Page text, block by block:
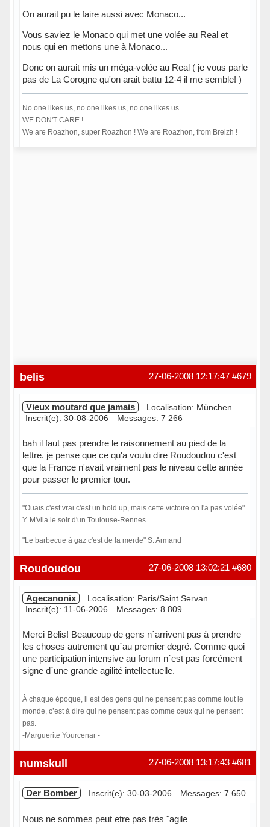
On aurait pu le faire aussi avec Monaco...
Vous saviez le Monaco qui met une volée au Real et
nous qui en mettons une à Monaco...
Donc on aurait mis un méga-volée au Real ( je vous parle
pas de La Corogne qu'on arait battu 12-4 il me semble! )
No one likes us, no one likes us, no one likes us...
WE DON'T CARE !
We are Roazhon, super Roazhon ! We are Roazhon, from Breizh !
#679
27-06-2008 12:17:47
belis
Vieux moutard que jamais
Localisation: München
Inscrit(e): 30-08-2006
Messages: 7 266
bah il faut pas prendre le raisonnement au pied de la
lettre. je pense que ce qu'a voulu dire Roudoudou c'est
que la France n'avait vraiment pas le niveau cette année
pour passer le premier tour.
"Ouais c'est vrai c'est un hold up, mais cette victoire on l'a pas volée"
Y. M'vila le soir d'un Toulouse-Rennes
"Le barbecue à gaz c'est de la merde" S. Armand
Hors ligne #680
27-06-2008 13:02:21
Roudoudou
Agecanonix
Localisation: Paris/Saint Servan
Inscrit(e): 11-06-2006
Messages: 8 809
Merci Belis! Beaucoup de gens n´arrivent pas à prendre
les choses autrement qu´au premier degré. Comme quoi
une participation intensive au forum n´est pas forcément
signe d´une grande agilité intellectuelle.
À chaque époque, il est des gens qui ne pensent pas comme tout le
monde, c’est à dire qui ne pensent pas comme ceux qui ne pensent
pas.
-Marguerite Yourcenar -
Hors ligne #681
27-06-2008 13:17:43
numskull
Der Bomber Inscrit(e): 30-03-2006 Messages: 7 650
Nous ne sommes peut etre pas très "agile